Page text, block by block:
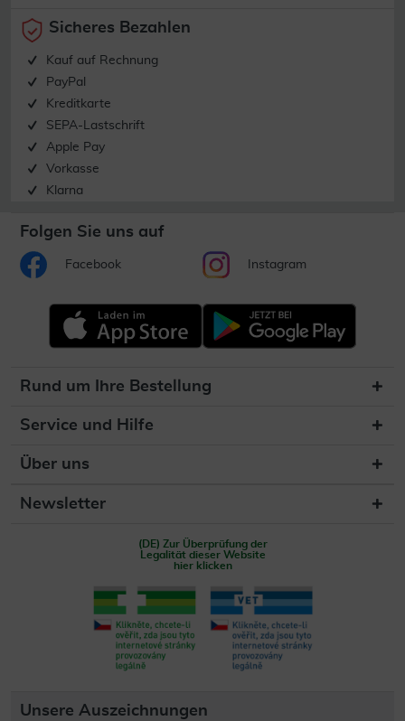
Sicheres Bezahlen
Kauf auf Rechnung
PayPal
Kreditkarte
SEPA-Lastschrift
Apple Pay
Vorkasse
Klarna
Folgen Sie uns auf
Facebook Instagram
Rund um Ihre Bestellung
Service und Hilfe
Über uns
Newsletter
(DE) Zur Überprüfung der
Legalität dieser Website
hier klicken
Unsere Auszeichnungen